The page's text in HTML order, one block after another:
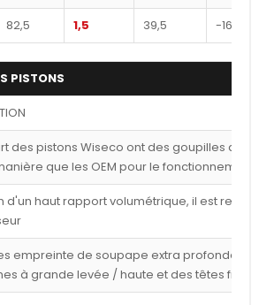
82,5 1,5 39,5 -16,5
PISTONS
des pistons Wiseco ont des goupilles
que les OEM pour le
d'un haut rapport volumétrique, il est
empreinte de soupape extra profondes
à grande levée / haute et des têtes